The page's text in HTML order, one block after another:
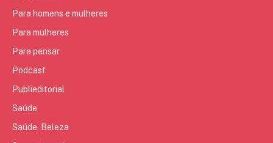
Para homens e mulheres
Para mulheres
Para pensar
Podcast
Publieditorial
Saúde
Saúde, Beleza